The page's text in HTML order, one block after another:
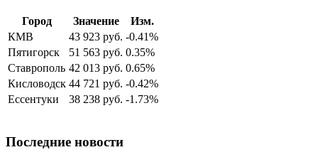
Город Значение
Изм.
КМВ
43 923 руб. -0.41%
Пятигорск
51 563 руб. 0.35%
Ставрополь 42 013 руб. 0.65%
Кисловодск 44 721 руб. -0.42%
Ессентуки
38 238 руб. -1.73%
Последние новости